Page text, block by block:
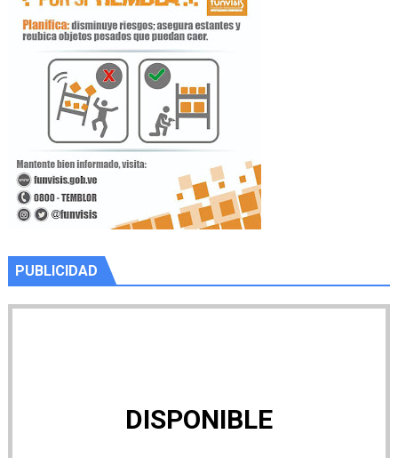
PUBLICIDAD
DISPONIBLE